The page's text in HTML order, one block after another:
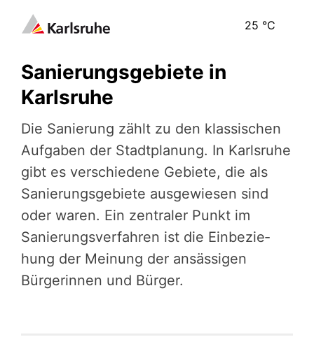
25 °C
Sanierungsgebiete in
Karlsruhe
Die Sanierung zählt zu den klassischen
Aufgaben der Stadtplanung. In Karlsruhe
gibt es verschiedene Gebiete, die als
Sanierungsgebiete ausgewiesen sind
oder waren. Ein zentraler Punkt im
Sanierungsverfahren ist die Einbe­zie­
hung der Meinung der ansässigen
Bürge­rin­nen und Bürger.